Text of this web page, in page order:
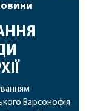
Варсонофія